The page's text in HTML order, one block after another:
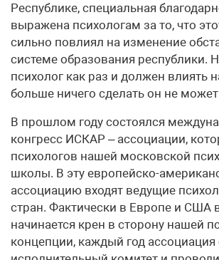
Республике, специальная
выражена психологам за то, что
сильно повлиял на изменение
системе образования республики.
психолог как раз и должен влиять
больше ничего сделать он не
В прошлом году состоялся
конгресс ИСКАР – ассоциации,
психологов нашей московской
школы. В эту европейско-
ассоциацию входят ведущие
стран. Фактически в Европе и США
начинается крен в сторону нашей
концепции, каждый год ассоциация